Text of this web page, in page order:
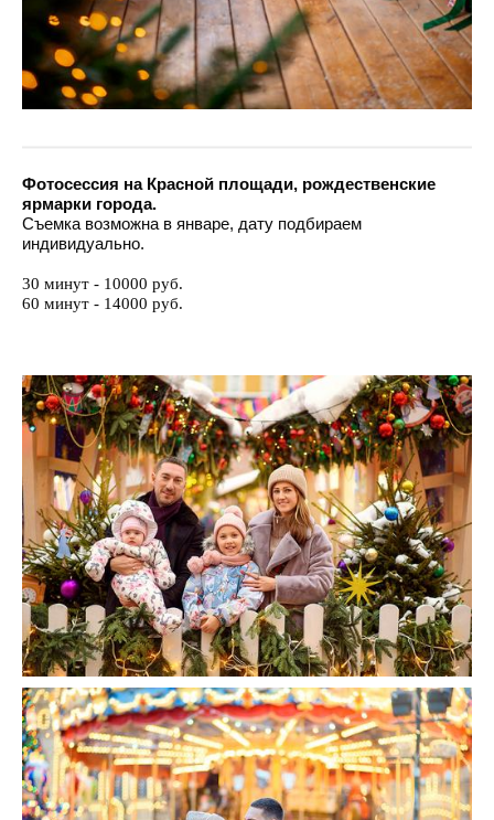
Фотосессия на Красной площади, рождественские
ярмарки города.
Съемка возможна в январе, дату подбираем
индивидуально.
30 минут - 10000 руб.
60 минут - 14000 руб.